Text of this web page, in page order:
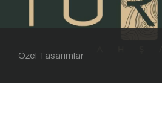
Özel Tasarımlar